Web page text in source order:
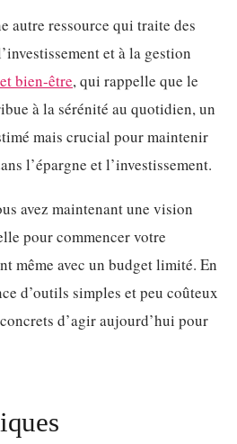
autre ressource qui traite des
et à la gestion
bien-être, qui rappelle que le
à la sérénité au quotidien, un
mais crucial pour maintenir
l’épargne et l’investissement.
avez maintenant une vision
pour commencer votre
même avec un budget limité. En
d’outils simples et peu coûteux
d’agir aujourd’hui pour